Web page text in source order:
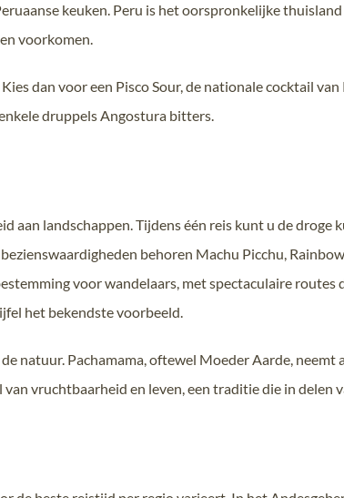
keuken. Peru is het oorspronkelijke
voorkomen.
dan voor een Pisco Sour, de nationale cocktail
druppels Angostura bitters.
aan landschappen. Tijdens één reis kunt u de
behoren Machu Picchu,
voor wandelaars, met spectaculaire
het bekendste voorbeeld.
natuur. Pachamama, oftewel Moeder Aarde,
van vruchtbaarheid en leven, een traditie die in